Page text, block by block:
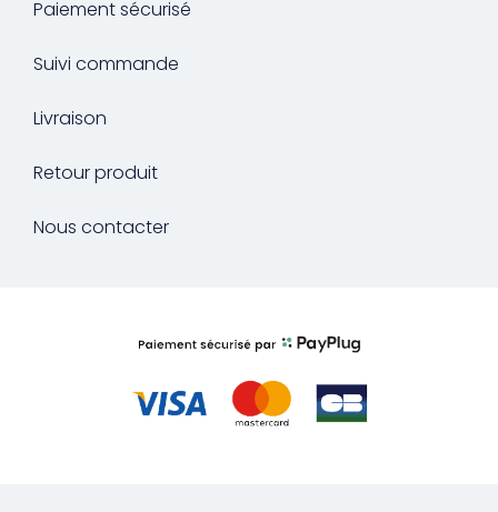
Paiement sécurisé
Suivi commande
Livraison
Retour produit
Nous contacter